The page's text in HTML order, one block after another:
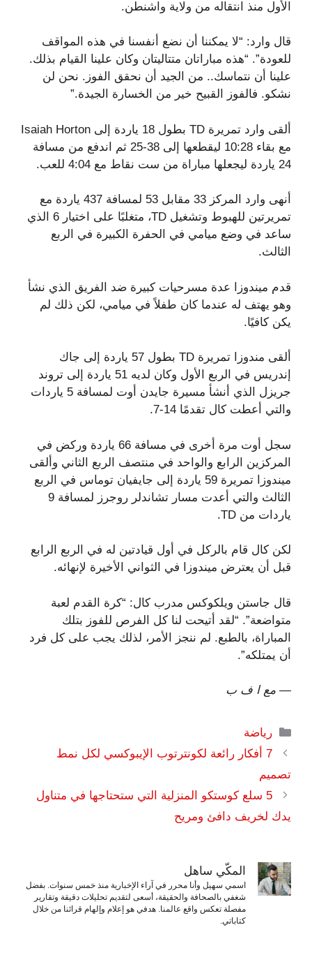
الأول منذ انتقاله من ولاية واشنطن.
قال وارد: “لا يمكننا أن نضع أنفسنا في هذه المواقف
للعودة”. “هذه مباراتان متتاليتان وكان علينا القيام بذلك.
علينا أن نتماسك.. من الجيد أن نحقق الفوز. نحن لن
نشكو. فالفوز القبيح خير من الخسارة الجيدة.”
ألقى وارد تمريرة TD بطول 18 ياردة إلى Isaiah Horton
مع بقاء 10:28 ليقطعها إلى 38-25 ثم اندفع من مسافة
24 ياردة ليجعلها مباراة من ست نقاط مع 4:04 للعب.
أنهى وارد المركز 33 مقابل 53 لمسافة 437 ياردة مع
تمريرتين للهبوط وتشغيل TD، متغلبًا على اختيار 6 الذي
ساعد في وضع ميامي في الحفرة الكبيرة في الربع
الثالث.
قدم ميندوزا عدة مسرحيات كبيرة ضد الفريق الذي نشأ
وهو يهتف له عندما كان طفلاً في ميامي، لكن ذلك لم
يكن كافيًا.
ألقى مندوزا تمريرة TD بطول 57 ياردة إلى جاك
إندريس في الربع الأول وكان لديه 51 ياردة إلى تروند
جريزل الذي أنشأ مسيرة جايدن أوت لمسافة 5 ياردات
والتي أعطت كال تقدمًا 14-7.
سجل أوت مرة أخرى في مسافة 66 ياردة وركض في
المركزين الرابع والواحد في منتصف الربع الثاني وألقى
ميندوزا تمريرة 59 ياردة إلى جايفيان توماس في الربع
الثالث والتي أعدت مسار تشاندلر روجرز لمسافة 9
ياردات من TD.
لكن كال قام بالركل في أول قيادتين له في الربع الرابع
قبل أن يعترض ميندوزا في الثواني الأخيرة لإنهائه.
قال جاستن ويلكوكس مدرب كال: “كرة القدم لعبة
متواضعة”. “لقد أتيحت لنا كل الفرص للفوز بتلك
المباراة، بالطبع. لم ننجز الأمر، لذلك يجب على كل فرد
أن يمتلكه”.
— مع ا ف ب
التصنيفات
رياضة
7 أفكار رائعة لكونترتوب الإيبوكسي لكل نمط
تصميم
5 سلع كوستكو المنزلية التي ستحتاجها في متناول
يدك لخريف دافئ ومريح
المكّي ساهل
اسمي سهيل وأنا محرر في آراء الإخبارية منذ خمس سنوات. بفضل
شغفي بالصحافة والحقيقة، أسعى لتقديم تحليلات دقيقة وتقارير
مفصلة تعكس واقع عالمنا. هدفي هو إعلام وإلهام قرائنا من خلال
كتاباتي.